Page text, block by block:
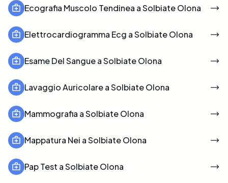
Ecografia Muscolo Tendinea a Solbiate Olona
Elettrocardiogramma Ecg a Solbiate Olona
Esame Del Sangue a Solbiate Olona
Lavaggio Auricolare a Solbiate Olona
Mammografia a Solbiate Olona
Mappatura Nei a Solbiate Olona
Pap Test a Solbiate Olona